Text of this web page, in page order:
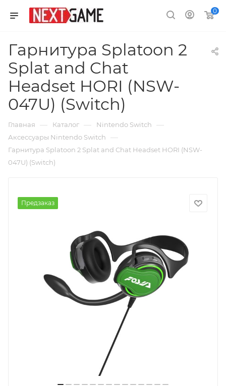
0
Гарнитура Splatoon 2
Splat and Chat
Headset HORI (NSW-
047U) (Switch)
Главная — Каталог — Nintendo Switch —
Аксессуары Nintendo Switch —
Гарнитура Splatoon 2 Splat and Chat Headset HORI (NSW-
047U) (Switch)
Предзаказ